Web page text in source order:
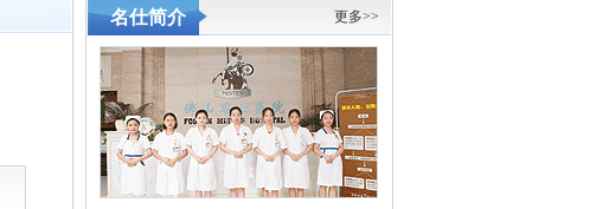
名仕简介 更多>>